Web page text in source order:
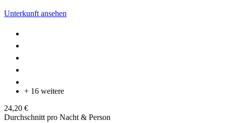
Unterkunft ansehen
+ 16 weitere
24,20 €
Durchschnitt pro Nacht & Person